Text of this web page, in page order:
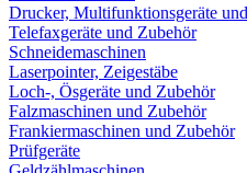
Drucker, Multifunktionsgeräte
Telefaxgeräte und Zubehör
Schneidemaschinen
Laserpointer, Zeigestäbe
Loch-, Ösgeräte und Zubehör
Falzmaschinen und Zubehör
Frankiermaschinen und Zubehör
Prüfgeräte